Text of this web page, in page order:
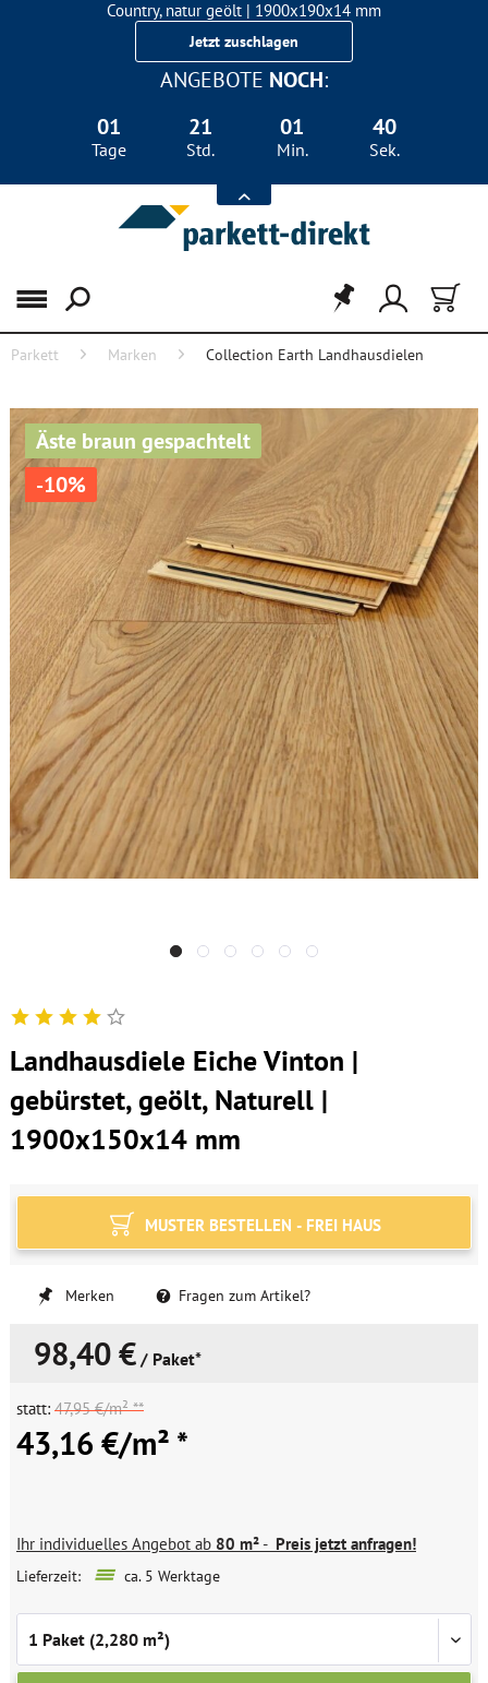
Country, natur geölt | 1900x190x14 mm
Landhausdiele Eiche für nur 29,90 €/m²
Jetzt zuschlagen
ANGEBOTE NOCH:
01
Tage
21
Std.
01
Min.
39
Sek.
Menü
Parkett Marken Collection Earth Landhausdielen
Äste braun gespachtelt
-10%
Landhausdiele Eiche Vinton |
gebürstet, geölt, Naturell |
1900x150x14 mm
MUSTER BESTELLEN - FREI HAUS
Merken Fragen zum Artikel?
98,40 € / Paket*
statt: 47,95 €/m² **
43,16 €/m² *
Ihr individuelles Angebot ab 80 m²- Preis jetzt anfragen!
Lieferzeit: ca. 5 Werktage